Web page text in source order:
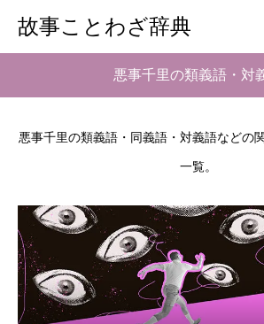
故事ことわざ辞典
悪事千里の類義語・対
悪事千里の類義語・同義語・対義語などの
一覧。